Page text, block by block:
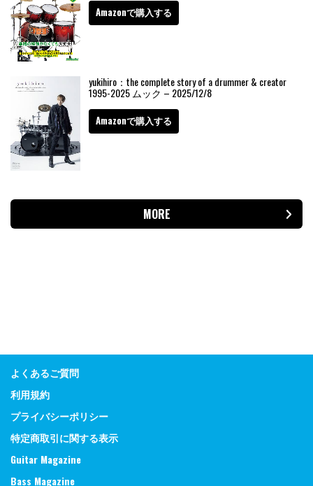
Amazonで購入する
yukihiro：the complete story of a drummer & creator
1995-2025 ムック – 2025/12/8
Amazonで購入する
MORE
よくあるご質問
利用規約
プライバシーポリシー
特定商取引に関する表示
Guitar Magazine
Bass Magazine